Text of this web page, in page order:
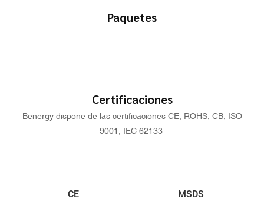
Paquetes
Certificaciones
Benergy dispone de las certificaciones CE, ROHS, CB, ISO
9001, IEC 62133
CE MSDS